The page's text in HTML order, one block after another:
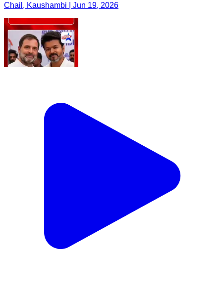
Chail, Kaushambi | Jun 19, 2026